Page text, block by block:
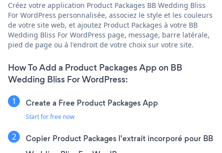
Créez votre application Product Packages BB Wedding Bliss
For WordPress personnalisée, associez le style et les couleurs
de votre site web, et ajoutez Product Packages à votre BB
Wedding Bliss For WordPress page, message, barre latérale,
pied de page ou à l'endroit de votre choix sur votre site.
How To Add a Product Packages App on BB
Wedding Bliss For WordPress:
Create a Free Product Packages App
Start for free now
Copier Product Packages l'extrait incorporé pour BB